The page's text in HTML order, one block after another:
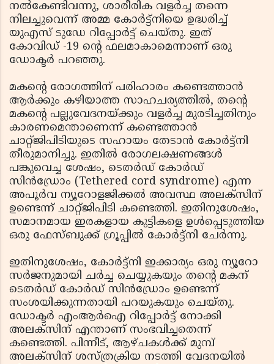
നൽകേണ്ടിവന്നു, ശാരീരിക വളർച്ച തന്നെ
നിലച്ചുവെന്ന് അമ്മ കോർട്ട്‌നിയെ ഉദ്ധരിച്ച്
യുഎസ് ടുഡേ റിപ്പോർട്ട് ചെയ്തു. ഇത്
കോവിഡ് -19 ന്റെ ഫലമാകാമെന്നാണ് ഒരു
ഡോക്ടർ പറഞ്ഞു.
മകന്റെ രോഗത്തിന് പരിഹാരം കണ്ടെത്താൻ
ആർക്കും കഴിയാത്ത സാഹചര്യത്തിൽ, തന്റെ
മകന്റെ പല്ലുവേദനയ്ക്കും വളർച്ച മുരടിച്ചതിനും
കാരണമെന്താണെന്ന് കണ്ടെത്താൻ
ചാറ്റ്ജിപിടിയുടെ സഹായം തേടാൻ കോർട്ട്നി
തീരുമാനിച്ചു. ഇതിൽ രോഗലക്ഷണങ്ങൾ
പങ്കുവെച്ച ശേഷം, ടെതർഡ് കോർഡ്
സിൻഡ്രോം (Tethered cord syndrome) എന്ന
അപൂർവ ന്യൂറോളജിക്കൽ അവസ്ഥ അലക്‌സിന്
ഉണ്ടെന്ന് ചാറ്റ്ജിപിടി കണ്ടെത്തി. ഇതിനുശേഷം,
സമാനമായ ഇരകളായ കുട്ടികളെ ഉൾപ്പെടുത്തിയ
ഒരു ഫേസ്ബുക്ക് ഗ്രൂപ്പിൽ കോർട്ട്നി ചേർന്നു.
ഇതിനുശേഷം, കോർട്ട്‌നി ഇക്കാര്യം ഒരു ന്യൂറോ
സർജനുമായി ചർച്ച ചെയ്യുകയും തന്റെ മകന്
ടെതർഡ് കോർഡ് സിൻഡ്രോം ഉണ്ടെന്ന്
സംശയിക്കുന്നതായി പറയുകയും ചെയ്തു.
ഡോക്ടർ എംആർഐ റിപ്പോർട്ട് നോക്കി
അലക്സിന് എന്താണ് സംഭവിച്ചതെന്ന്
കണ്ടെത്തി. പിന്നീട്, ആഴ്ചകൾക്ക് മുമ്പ്
അലക്‌സിന് ശസ്ത്രക്രിയ നടത്തി വേദനയിൽ